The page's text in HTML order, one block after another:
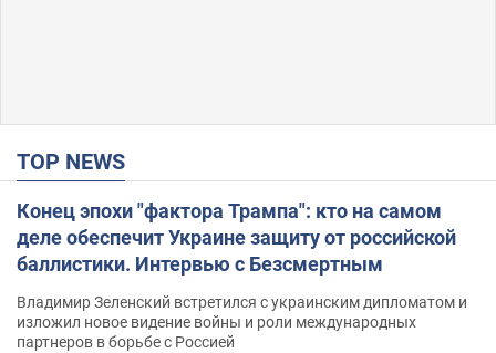
TOP NEWS
Конец эпохи "фактора Трампа": кто на самом
деле обеспечит Украине защиту от российской
баллистики. Интервью с Безсмертным
Владимир Зеленский встретился с украинским дипломатом и
изложил новое видение войны и роли международных
партнеров в борьбе с Россией